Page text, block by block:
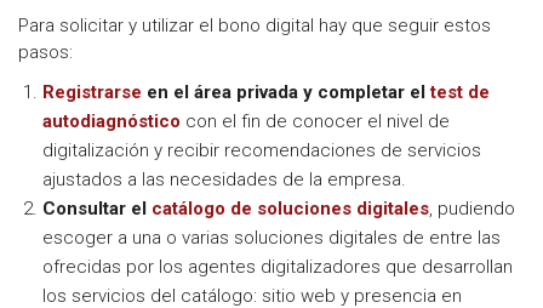
Para solicitar y utilizar el bono digital hay que seguir estos
pasos:
Registrarse en el área privada y completar eltest de
autodiagnóstico con el fin de conocer el nivel de
digitalización y recibir recomendaciones de servicios
ajustados a las necesidades de la empresa.
Consultar el catálogo de soluciones digitales, pudiendo
escoger a una o varias soluciones digitales de entre las
ofrecidas por los agentes digitalizadores que desarrollan
los servicios del catálogo: sitio web y presencia en